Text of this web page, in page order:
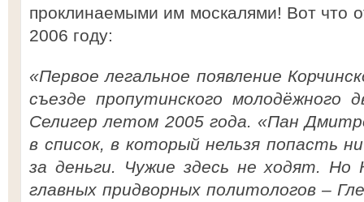
проклинаемыми им москалями! Вот что
2006 году:
«Первое легальное появление
съезде пропутинского молодёжного
Селигер летом 2005 года. «Пан
в список, в который нельзя попасть
за деньги. Чужие здесь не ходят. Но
главных придворных политологов –